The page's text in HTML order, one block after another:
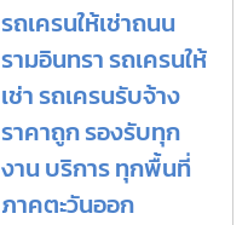
รถเครนให้เช่าถนน
รามอินทรา รถเครนให้
เช่า รถเครนรับจ้าง
ราคาถูก รองรับทุก
งาน บริการ ทุกพื้นที่
ภาคตะวันออก